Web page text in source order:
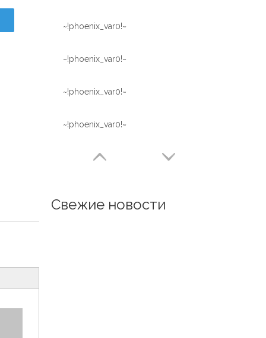
~!phoenix_var0!~
~!phoenix_var0!~
~!phoenix_var0!~
~!phoenix_var0!~
Свежие новости